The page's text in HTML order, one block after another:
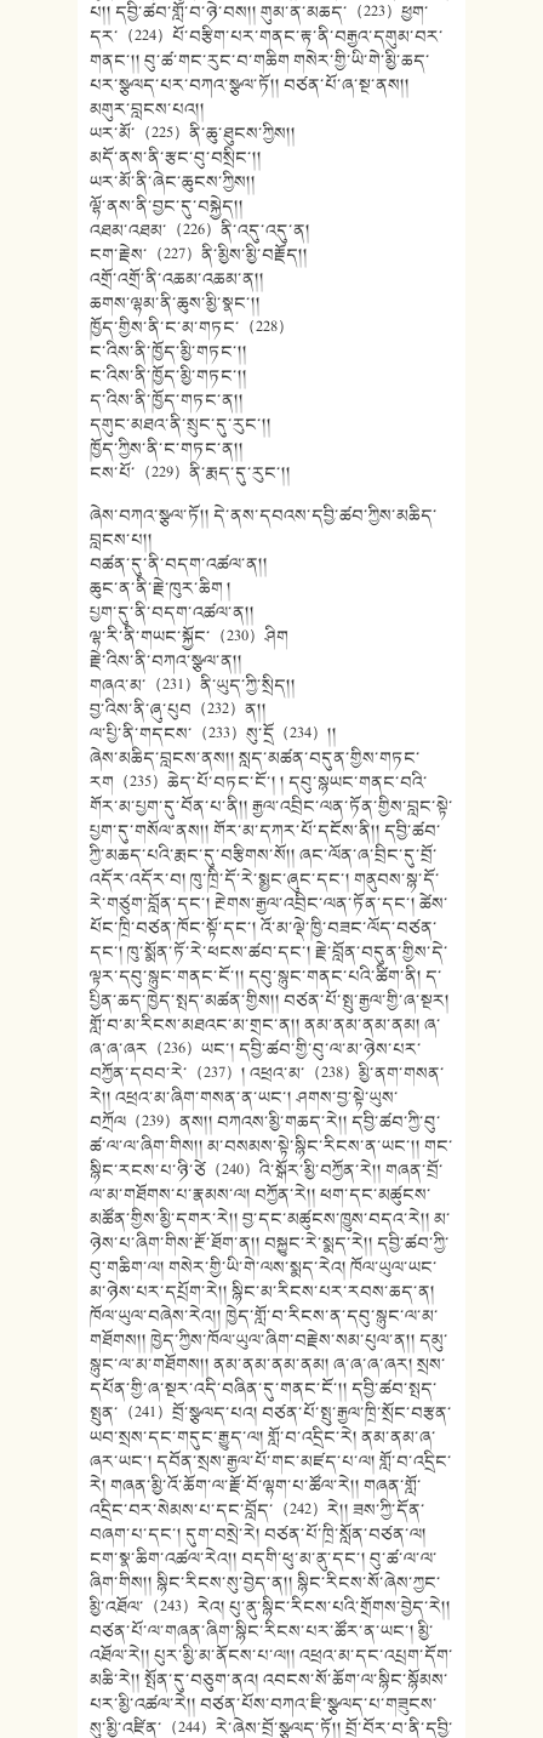
པ།། དབྱི་ཚབ་གློ་བ་ཉེ་བས།། གུམ་ན་མཆད་（223）ཕྱག་
དར་（224）པོ་བརྩིག་པར་གནང་རྟ་ནི་བརྒྱའ་དགུམ་བར་
གནང་།། བུ་ཚ་གང་རུང་བ་གཆིག གསེར་གྱི་ཡི་གེ་མྱི་ཆད་
པར་སྩལད་པར་བཀའ་སྩལ་ཏོ།། བཙན་པོ་ཞ་སྔ་ནས།།
མགུར་བླངས་པའ།།
ཡར་མོ་（225）ནི་ཆུ་ཐུངས་ཀྱིས།།
མདོ་ནས་ནི་རྩང་བུ་བསྲིང་།།
ཡར་མོ་ནི་ཞེང་ཆུངས་ཀྱིས།།
ལྷོ་ནས་ནི་བྱང་དུ་བསྐྱེད།།
འཐམ་འཐམ་（226）ནི་འདུ་འདུ་ན།
ངག་རྗེས་（227）ནི་མྱིས་མྱི་བརྗོད།།
འགྲོ་འགྲོ་ནི་འཆམ་འཆམ་ན།།
ཆགས་ལྷམ་ནི་ཆུས་མྱི་སྣང་།།
ཁྱོད་གྱིས་ནི་ང་མ་གཏང་（228）
ང་འིས་ནི་ཁྱོད་མྱི་གཏང་།།
ང་འིས་ནི་ཁྱོད་མྱི་གཏང་།།
ད་འིས་ནི་ཁྱོད་གཏང་ན།།
དགུང་མཐའ་ནི་སྲུང་དུ་རུང་།།
ཁྱོད་ཀྱིས་ནི་ང་གཏང་ན།།
ངས་པོ་（229）ནི་རྨད་དུ་རུང་།།
ཞེས་བཀའ་སྩལ་ཏོ།། དེ་ནས་དབའས་དབྱི་ཚབ་ཀྱིས་མཆིད་
བླངས་པ།།
བཚན་དུ་ནི་བདག་འཚལ་ན།།
ཆུང་ན་ནི་རྗེ་ཁུར་ཆིག །
པྱག་དུ་ནི་བདག་འཚལ་ན།།
ལྷ་རི་ནི་གཡང་སྐྱོང་（230）ཤིག
རྗེ་འིས་ནི་བཀའ་སྩལ་ན།།
གཞའ་མ་（231）ནི་ཡུད་ཀྱི་སྲིད།།
བྱ་འིས་ནི་ཞུ་པུབ（232）ན།།
ལ་པྱི་ནི་གདངས་（233）སུ་དྲོ（234）།།
ཞེས་མཆིད་བླངས་ནས།། སླད་མཚན་བདུན་གྱིས་གཏང་
རག（235）ཆེད་པོ་བཏང་ངོ་། ། དབུ་སྙཡང་གནང་བའི་
གོར་མ་པྱག་དུ་བོན་པ་ནི།། རྒྱལ་འབྲིང་ལན་ཏོན་གྱིས་བླང་སྟེ་
པྱག་དུ་གསོལ་ནས།། གོར་མ་དཀར་པོ་དངོས་ནི།། དབྱི་ཚབ་
ཀྱི་མཆད་པའི་རྨང་དུ་བརྩིགས་སོ།། ཞང་ལོན་ཞ་བྲིང་དུ་བྲོ་
འདོར་འདོར་བ། ཁུ་ཁྲི་དོ་རེ་སྨྱང་ཞུང་དང་། གནུབས་སྙ་དོ་
རེ་གཙུག་བློན་དང་། རྔེགས་རྒྱལ་འབྲིང་ལན་ཏོན་དང་། ཚེས་
པོང་ཁྲི་བཙན་ཁོང་སྟོ་དང་། འོ་མ་ལྡེ་ཁྱི་བཟང་ལོད་བཙན་
དང་། ཁུ་སྨོན་ཏོ་རེ་ཕངས་ཚབ་དང་། རྗེ་བློན་བདུན་གྱིས་དེ་
ལྟར་དབུ་སྙུང་གནང་ངོ་།། དབུ་སྙུང་གནང་པའི་ཚིག་ནི། ད་
པྱིན་ཆད་ཁྱེད་སྤད་མཚན་གྱིས།། བཙན་པོ་སྤུ་རྒྱལ་གྱི་ཞ་སྔར།
གློ་བ་མ་རིངས་མཐའང་མ་གྲང་ན།། ནམ་ནམ་ནམ་ནམ། ཞ་
ཞ་ཞ་ཞར（236）ཡང་། དབྱི་ཚབ་གྱི་བུ་ལ་མ་ཉེས་པར་
བཀྱོན་དབབ་རེ་（237）། འཕྲའ་མ་（238）མྱི་ནག་གསན་
རེ།། འཕྲའ་མ་ཞིག་གསན་ན་ཡང་། ཤགས་བྱ་སྟེ་ཡུས་
བཀྲོལ（239）ནས།། བཀའས་མྱི་གཆད་རེ།། དབྱི་ཚབ་ཀྱི་བུ་
ཚ་ལ་ལ་ཞིག་གིས།། མ་བསམས་སྟེ་སྙིང་རིངས་ན་ཡང་།། གང་
སྙིང་རངས་པ་ཉི་ཙེ（240）འི་སྒོར་མྱི་བཀྱོན་རེ།། གཞན་བྲོ་
ལ་མ་གཐོགས་པ་རྣམས་ལ། བཀྱོན་རེ།། ཕག་དང་མཚུངས་
མཚོན་གྱིས་མྱི་དགར་རེ།། བྱ་དང་མཚུངས་ཁྱུས་བདའ་རེ།། མ་
ཉེས་པ་ཞིག་གིས་རྔོ་ཐོག་ན།། བསྐྱུང་རེ་སྨད་རེ།། དབྱི་ཚབ་ཀྱི་
བུ་གཆིག་ལ། གསེར་གྱི་ཡི་གེ་ལས་སྨད་རེའ། ཁོལ་ཡུལ་ཡང་
མ་ཉེས་པར་དཔྲོག་རེ།། སྙིང་མ་རིངས་པར་རབས་ཆད་ན།
ཁོལ་ཡུལ་བཞེས་རེའ།། ཁྱེད་གློ་བ་རིངས་ན་དབུ་སྙུང་ལ་མ་
གཐོགས།། ཁྱེད་ཀྱིས་ཁོལ་ཡུལ་ཞིག་བརྗེས་སམ་པུལ་ན།། དམུ་
སྙུང་ལ་མ་གཐོགས།། ནམ་ནམ་ནམ་ནམ། ཞ་ཞ་ཞ་ཞར། སྲས་
དཔོན་གྱི་ཞ་སྔར་འདི་བཞིན་དུ་གནང་ངོ་།། དབྱི་ཚབ་སྤད་
སྤུན་（241）བྲོ་སྩལད་པའ། བཙན་པོ་སྤུ་རྒྱལ་ཁྲི་སྲོང་བརྩན་
ཡབ་སྲས་དང་གདུང་རྒྱུད་ལ། གློ་བ་འདྲིང་རེ། ནམ་ནམ་ཞ་
ཞར་ཡང་། དབོན་སྲས་རྒྱལ་པོ་གང་མཛད་པ་ལ། གློ་བ་འདྲིང་
རེ། གཞན་མྱི་འོ་ཆོག་ལ་རྗོ་བོ་ལྷག་པ་ཚོལ་རེ།། གཞན་གློ་
འདྲིང་བར་སེམས་པ་དང་བློད་（242）རེ།། ཟས་ཀྱི་དོན་
བཞག་པ་དང་། དུག་བསྲེ་རེ། བཙན་པོ་ཁྲི་སློན་བཙན་ལ།
ངག་སྣ་ཆིག་འཚལ་རེའ།། བདགི་ཕུ་མ་ནུ་དང་། བུ་ཚ་ལ་ལ་
ཞིག་གིས།། སྙིང་རིངས་སུ་བྱེད་ན།། སྙིང་རིངས་སོ་ཞེས་ཀྱང་
མྱི་འཐོལ་（243）རེའ། པུ་ནུ་སྙིང་རིངས་པའི་གྲོགས་བྱེད་རེ།།
བཙན་པོ་ལ་གཞན་ཞིག་སྙིང་རིངས་པར་ཚོར་ན་ཡང་། མྱི་
འཐོལ་རེ།། པུར་མྱི་མ་ནོངས་པ་ལ།། འཕྲའ་མ་དང་འཔྲག་དོག་
མཆི་རེ།། སྤོན་དུ་བཅུག་ནའ། འབངས་སོ་ཆོག་ལ་སྙིང་སྙོམས་
པར་མྱི་འཚལ་རེ།། བཙན་པོས་བཀའ་ཇི་སྩལད་པ་གཟུངས་
སུ་མྱི་འཛིན་（244）རེ་ཞེས་བྲོ་སྩལད་ཏོ།། བྲོ་བོར་བ་ནི་དབྱི་